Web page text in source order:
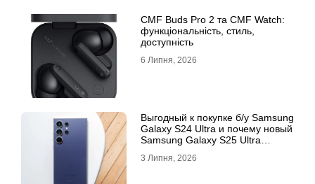
CMF Buds Pro 2 та CMF Watch:
функціональність, стиль,
доступність
6 Липня, 2026
Выгодный к покупке б/у Samsung
Galaxy S24 Ultra и почему новый
Samsung Galaxy S25 Ultra
3 Липня, 2026